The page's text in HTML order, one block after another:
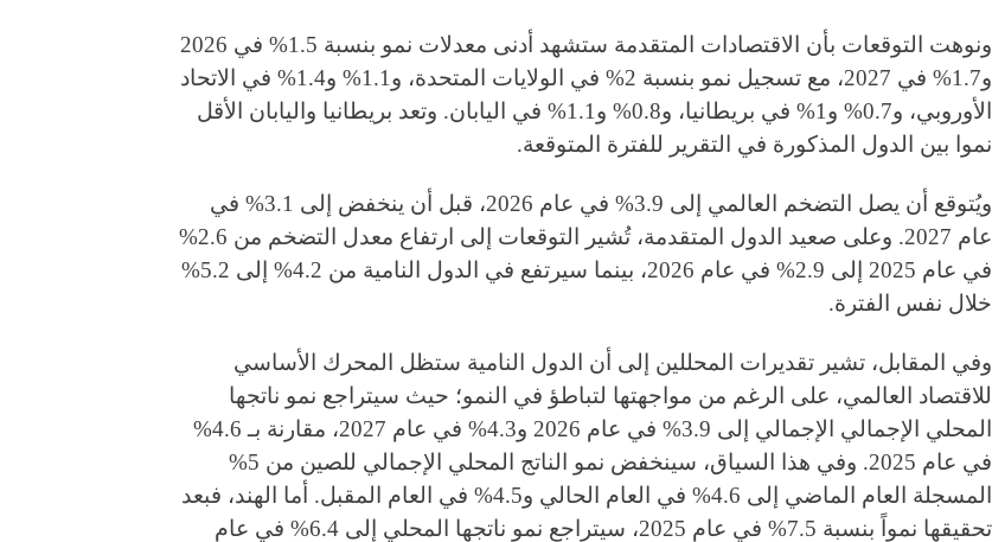
ونوهت التوقعات بأن الاقتصادات المتقدمة ستشهد أدنى معدلات نمو بنسبة 1.5% في 2026
و1.7% في 2027، مع تسجيل نمو بنسبة 2% في الولايات المتحدة، و1.1% و1.4% في الاتحاد
الأوروبي، و0.7% و1% في بريطانيا، و0.8% و1.1% في اليابان. وتعد بريطانيا واليابان الأقل
نموا بين الدول المذكورة في التقرير للفترة المتوقعة.
ويُتوقع أن يصل التضخم العالمي إلى 3.9% في عام 2026، قبل أن ينخفض إلى 3.1% في
عام 2027. وعلى صعيد الدول المتقدمة، تُشير التوقعات إلى ارتفاع معدل التضخم من 2.6%
في عام 2025 إلى 2.9% في عام 2026، بينما سيرتفع في الدول النامية من 4.2% إلى 5.2%
خلال نفس الفترة.
وفي المقابل، تشير تقديرات المحللين إلى أن الدول النامية ستظل المحرك الأساسي
للاقتصاد العالمي، على الرغم من مواجهتها لتباطؤ في النمو؛ حيث سيتراجع نمو ناتجها
المحلي الإجمالي الإجمالي إلى 3.9% في عام 2026 و4.3% في عام 2027، مقارنة بـ 4.6%
في عام 2025. وفي هذا السياق، سينخفض نمو الناتج المحلي الإجمالي للصين من 5%
المسجلة العام الماضي إلى 4.6% في العام الحالي و4.5% في العام المقبل. أما الهند، فبعد
تحقيقها نمواً بنسبة 7.5% في عام 2025، سيتراجع نمو ناتجها المحلي إلى 6.4% في عام